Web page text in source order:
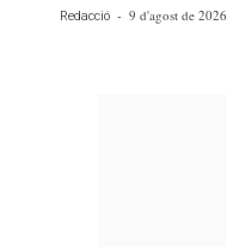
Redacció - 9 d'agost de 2026